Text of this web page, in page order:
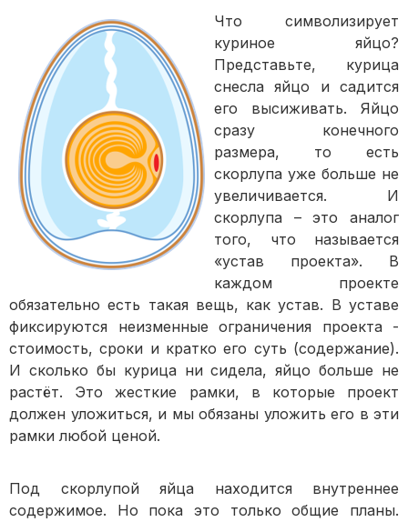
Что символизирует
куриное яйцо?
Представьте, курица
снесла яйцо и садится
его высиживать. Яйцо
сразу конечного
размера, то есть
скорлупа уже больше не
увеличивается. И
скорлупа – это аналог
того, что называется
«устав проекта». В
каждом проекте
обязательно есть такая вещь, как устав. В уставе
фиксируются неизменные ограничения проекта -
стоимость, сроки и кратко его суть (содержание).
И сколько бы курица ни сидела, яйцо больше не
растёт. Это жесткие рамки, в которые проект
должен уложиться, и мы обязаны уложить его в эти
рамки любой ценой.
Под скорлупой яйца находится внутреннее
содержимое. Но пока это только общие планы.